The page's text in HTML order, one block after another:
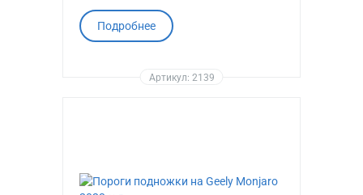
Подробнее
Артикул: 2139